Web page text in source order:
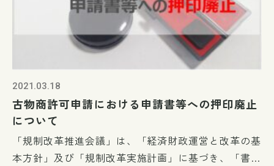
2021.03.18
古物商許可申請における申請書等への押印廃止
について
「規制改革推進会議」は、「経済財政運営と改革の基
本方針」及び「規制改革実施計画」に基づき、「書